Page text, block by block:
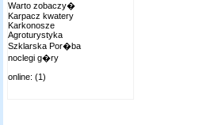
Warto zobaczy�
Karpacz kwatery
Karkonosze
Agroturystyka
Szklarska Por�ba
noclegi g�ry
online: (1)